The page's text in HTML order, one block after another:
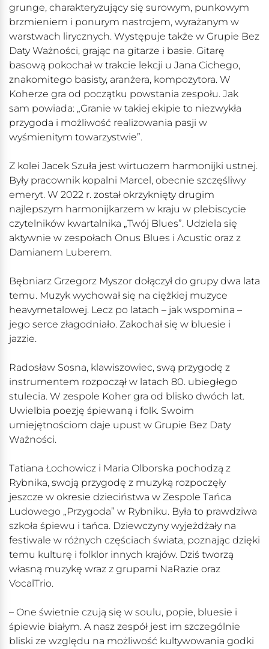
grunge, charakteryzujący się surowym, punkowym
brzmieniem i ponurym nastrojem, wyrażanym w
warstwach lirycznych. Występuje także w Grupie Bez
Daty Ważności, grając na gitarze i basie. Gitarę
basową pokochał w trakcie lekcji u Jana Cichego,
znakomitego basisty, aranżera, kompozytora. W
Koherze gra od początku powstania zespołu. Jak
sam powiada: „Granie w takiej ekipie to niezwykła
przygoda i możliwość realizowania pasji w
wyśmienitym towarzystwie”.
Z kolei Jacek Szuła jest wirtuozem harmonijki ustnej.
Były pracownik kopalni Marcel, obecnie szczęśliwy
emeryt. W 2022 r. został okrzyknięty drugim
najlepszym harmonijkarzem w kraju w plebiscycie
czytelników kwartalnika „Twój Blues”. Udziela się
aktywnie w zespołach Onus Blues i Acustic oraz z
Damianem Luberem.
Bębniarz Grzegorz Myszor dołączył do grupy dwa lata
temu. Muzyk wychował się na ciężkiej muzyce
heavymetalowej. Lecz po latach – jak wspomina –
jego serce złagodniało. Zakochał się w bluesie i
jazzie.
Radosław Sosna, klawiszowiec, swą przygodę z
instrumentem rozpoczął w latach 80. ubiegłego
stulecia. W zespole Koher gra od blisko dwóch lat.
Uwielbia poezję śpiewaną i folk. Swoim
umiejętnościom daje upust w Grupie Bez Daty
Ważności.
Tatiana Łochowicz i Maria Olborska pochodzą z
Rybnika, swoją przygodę z muzyką rozpoczęły
jeszcze w okresie dzieciństwa w Zespole Tańca
Ludowego „Przygoda” w Rybniku. Była to prawdziwa
szkoła śpiewu i tańca. Dziewczyny wyjeżdżały na
festiwale w różnych częściach świata, poznając dzięki
temu kulturę i folklor innych krajów. Dziś tworzą
własną muzykę wraz z grupami NaRazie oraz
VocalTrio.
– One świetnie czują się w soulu, popie, bluesie i
śpiewie białym. A nasz zespół jest im szczególnie
bliski ze względu na możliwość kultywowania godki